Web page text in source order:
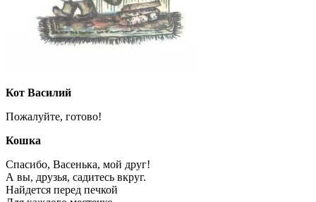
Кот Василий
Пожалуйте, готово!
Кошка
Спасибо, Васенька, мой друг!
А вы, друзья, садитесь вкруг.
Найдется перед печкой